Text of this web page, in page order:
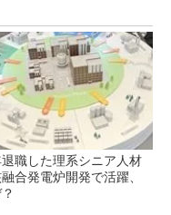
職した理系シニア人材
合発電炉開発で活躍、